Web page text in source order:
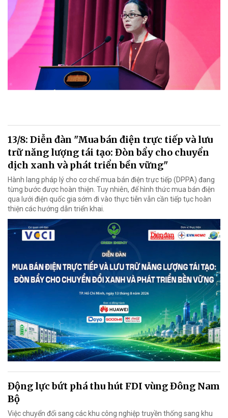
13/8: Diễn đàn "Mua bán điện trực tiếp và lưu
trữ năng lượng tái tạo: Đòn bẩy cho chuyển
dịch xanh và phát triển bền vững"
Hành lang pháp lý cho cơ chế mua bán điện trực tiếp (DPPA) đang
từng bước được hoàn thiện. Tuy nhiên, để hình thức mua bán điện
qua lưới điện quốc gia sớm đi vào thực tiễn vẫn cần tiếp tục hoàn
thiện các hướng dẫn triển khai.
Động lực bứt phá thu hút FDI vùng Đông Nam
Bộ
Việc chuyển đổi sang các khu công nghiệp truyền thống sang khu